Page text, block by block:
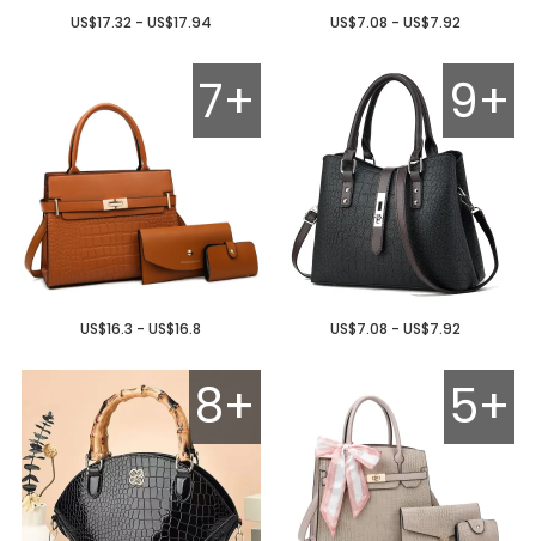
US$17.32 - US$17.94 US$7.08 - US$7.92
7+
US$16.3 - US$16.8
9+
US$7.08 - US$7.92
8+ 5+